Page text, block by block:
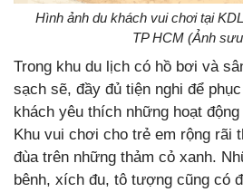
Hình ảnh du khách vui chơi tại
TP HCM (Ảnh
Trong khu du lịch có hồ bơi và
sạch sẽ, đầy đủ tiện nghi để
khách yêu thích những hoạt
Khu vui chơi cho trẻ em rộng rãi
đùa trên những thảm cỏ xanh.
bênh, xích đu, tô tượng cũng có